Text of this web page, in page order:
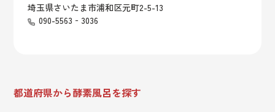
埼玉県さいたま市浦和区元町2-5-13
090-5563‐3036
都道府県から酵素風呂を探す